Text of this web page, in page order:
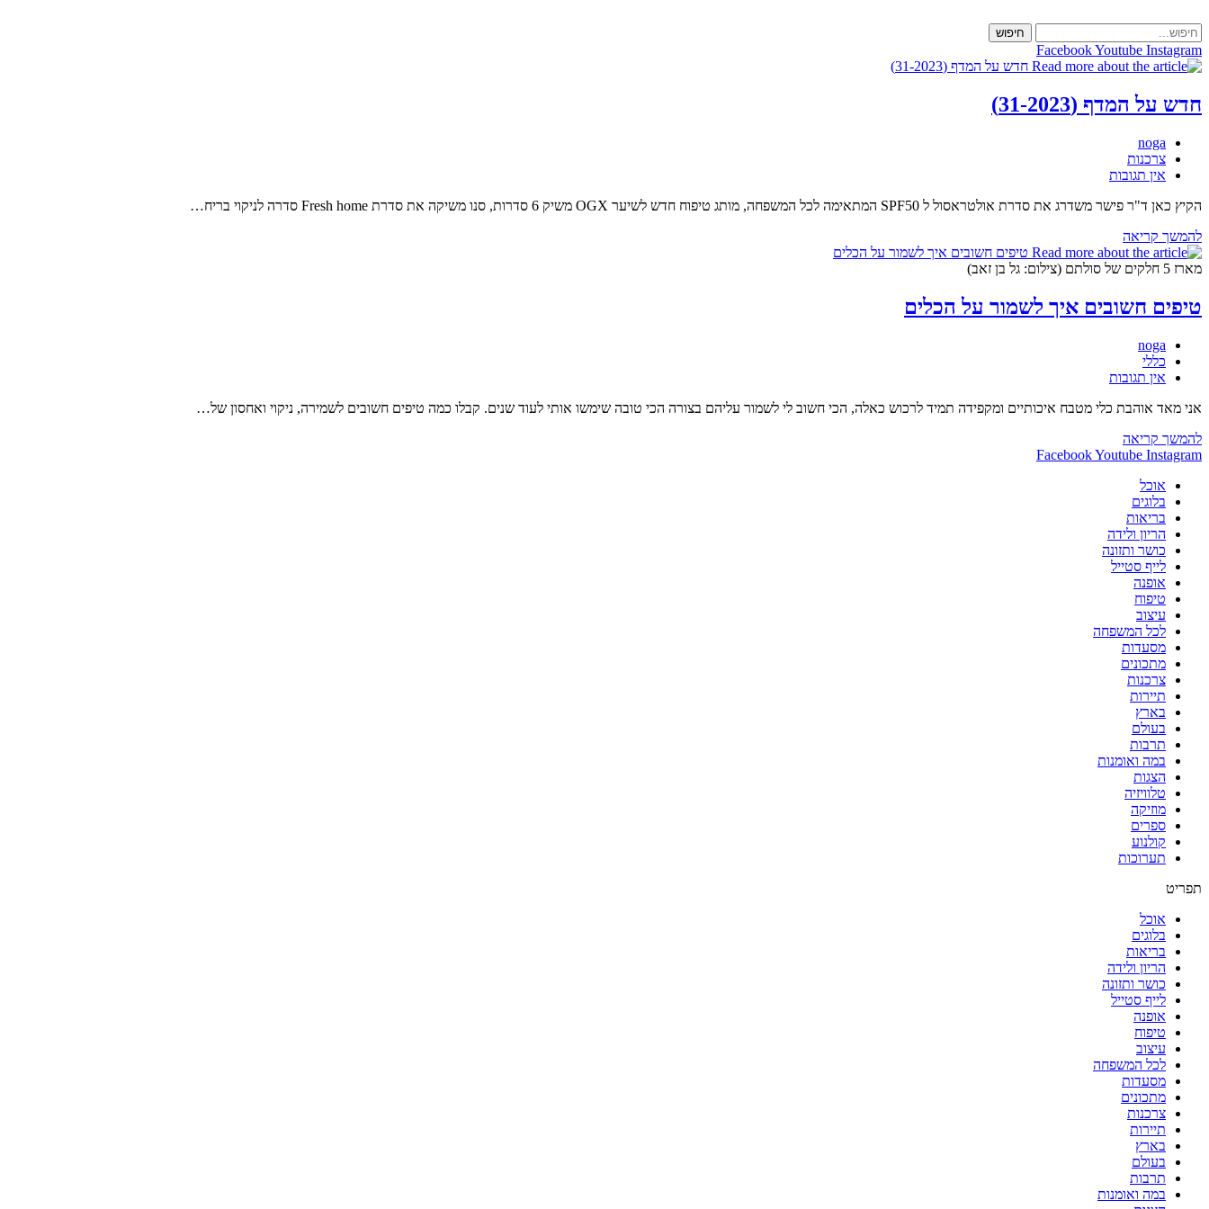
to
content
חיפוש
FacebookYoutube Instagram
חדש על המדף (31-2023)
מחבר:
noga
קטגוריה:
צרכנות
תגובות:
אין תגובות
הקיץ כאן ד"ר פישר משדרג את סדרת אולטראסול ל SPF50 המתאימה לכל המשפחה, מותג טיפוח חדש לשיער OGX משיק 6 סדרות, סנו משיקה את סדרת Fresh home סדרה לניקוי בריח…
להמשך קריאהחדש
על
המדף
2023)
מארז 5 חלקים של סולתם (צילום: גל בן זאב)
טיפים חשובים איך לשמור על הכלים
מחבר:
noga
קטגוריה:
כללי
תגובות:
אין תגובות
אני מאד אוהבת כלי מטבח איכותיים ומקפידה תמיד לרכוש כאלה, הכי חשוב לי לשמור עליהם בצורה הכי טובה שימשו אותי לעוד שנים. קבלו כמה טיפים חשובים לשמירה, ניקוי ואחסון של…
להמשך קריאהטיפים
חשוביםFacebookYoutube Instagram
אוכל
בלוגים
בריאות
הריון ולידה
כושר ותזונה
לייף סטייל
אופנה
טיפוח
עיצוב
לכל המשפחה
מסעדות
מתכונים
צרכנות
תיירות
בארץ
בעולם
תרבות
במה ואומנות
הצגות
טלוויזיה
מוזיקה
ספרים
קולנוע
תערוכות
תפריט
אוכל
בלוגים
בריאות
הריון ולידה
כושר ותזונה
לייף סטייל
אופנה
טיפוח
עיצוב
לכל המשפחה
מסעדות
מתכונים
צרכנות
תיירות
בארץ
בעולם
תרבות
במה ואומנות